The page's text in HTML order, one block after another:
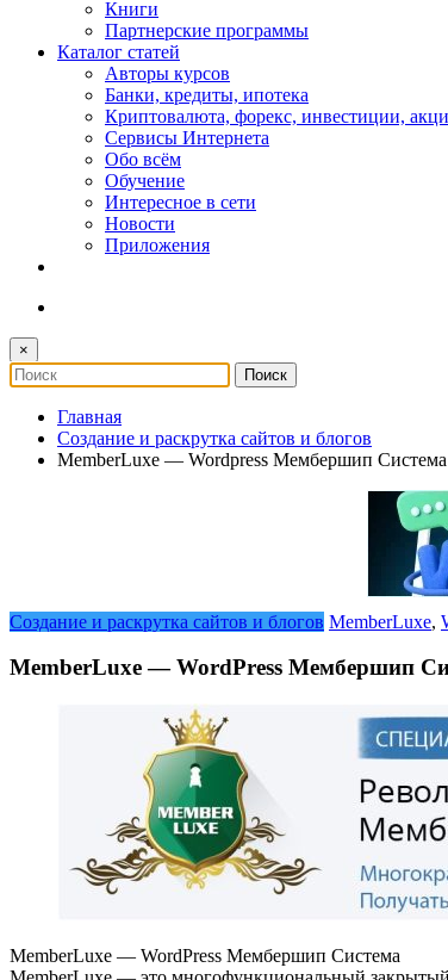
Книги
Партнерские программы
Каталог статей
Авторы курсов
Банки, кредиты, ипотека
Криптовалюта, форекс, инвестиции,
Сервисы Интернета
Обо всём
Обучение
Интересное в сети
Новости
Приложения
×
Главная
Создание и раскрутка сайтов и блогов
MemberLuxe — Wordpress Мембершип Система
Создание и раскрутка сайтов и блогов MemberLuxe,
MemberLuxe — WordPress Мембершип
MemberLuxe — WordPress Мембершип Система